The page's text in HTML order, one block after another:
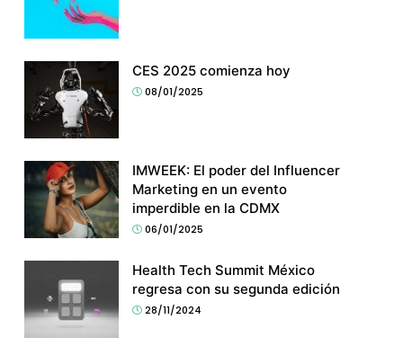
CES 2025 comienza hoy
08/01/2025
IMWEEK: El poder del Influencer
Marketing en un evento
imperdible en la CDMX
06/01/2025
Health Tech Summit México
regresa con su segunda edición
28/11/2024